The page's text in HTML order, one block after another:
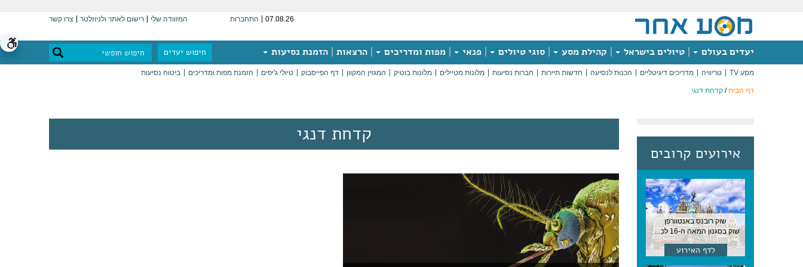
07.08.26 התחברות המזוודה שלי רישום לאתר ולניוזלטר צרו קשר
יעדים בעולם טיולים בישראל קהילת מסע סוגי טיולים פנאי מפות ומדריכים הרצאות הזמנת נסיעות חיפוש יעדים
מסע TV טריוויה מדריכים דיגיטליים הכנות לנסיעה חדשות תיירות חברות נסיעות מלונות מטיילים מלונות בוטיק המגזין המקוון דף הפייסבוק טיולי ג'יפים הזמנת מפות ומדריכים ביטוח נסיעות
דף הבית/ קדחת דנגי
אירועים קרובים
שוק רובנס באנטוורפן
שוק בסגנון המאה ה-16 לכבודו של הצייר המפורסם, בן העיר, נערך ב-15 באוגוסט באנטוורפן
לדף האירוע
קדחת דנגי